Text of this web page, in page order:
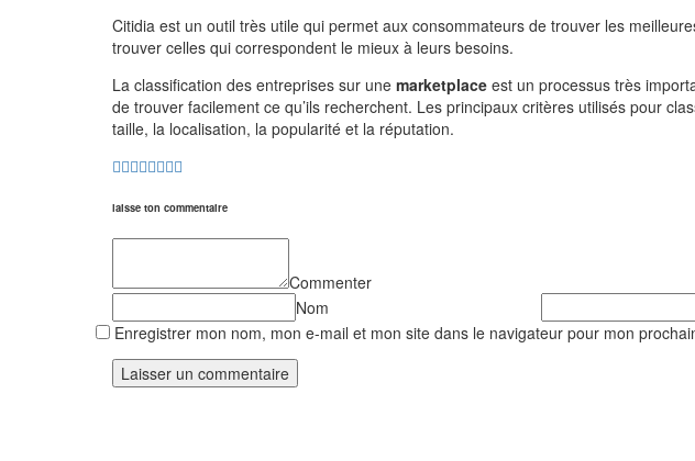
Citidia est un outil très utile qui permet aux consommateurs de trouver les
trouver celles qui correspondent le mieux à leurs besoins.
La classification des entreprises sur une marketplace est un processus très
de trouver facilement ce qu’ils recherchent. Les principaux critères utilisés pour
taille, la localisation, la popularité et la réputation.
laisse ton commentaire
Commenter
Nom
Enregistrer mon nom, mon e-mail et mon site dans le navigateur pour mon